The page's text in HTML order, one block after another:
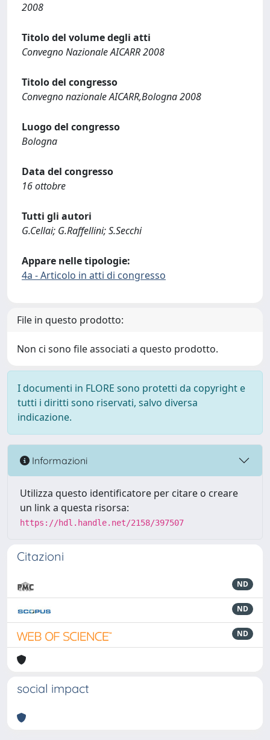
2008
Titolo del volume degli atti
Convegno Nazionale AICARR 2008
Titolo del congresso
Convegno nazionale AICARR,Bologna 2008
Luogo del congresso
Bologna
Data del congresso
16 ottobre
Tutti gli autori
G.Cellai; G.Raffellini; S.Secchi
Appare nelle tipologie:
4a - Articolo in atti di congresso
File in questo prodotto:
Non ci sono file associati a questo prodotto.
I documenti in FLORE sono protetti da copyright e
tutti i diritti sono riservati, salvo diversa
indicazione.
Informazioni
Utilizza questo identificatore per citare o creare
un link a questa risorsa:
https://hdl.handle.net/2158/397507
Citazioni
ND
ND
ND
social impact